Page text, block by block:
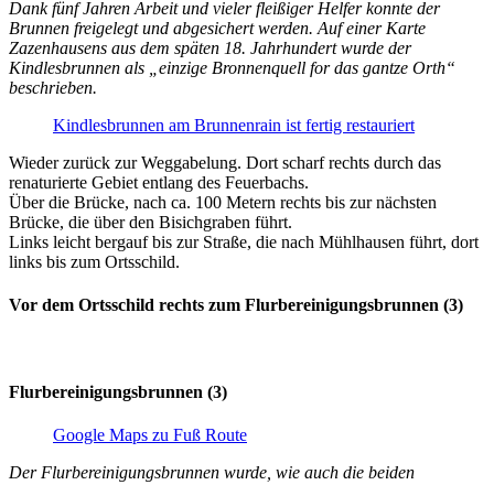
Dank fünf Jahren Arbeit und vieler fleißiger Helfer konnte der
Brunnen freigelegt und abgesichert werden. Auf einer Karte
Zazenhausens aus dem späten 18. Jahrhundert wurde der
Kindlesbrunnen als „einzige Bronnenquell for das gantze Orth“
beschrieben.
Kindlesbrunnen am Brunnenrain ist fertig restauriert
Wieder zurück zur Weggabelung. Dort scharf rechts durch das
renaturierte Gebiet entlang des Feuerbachs.
Über die Brücke, nach ca. 100 Metern rechts bis zur nächsten
Brücke, die über den Bisichgraben führt.
Links leicht bergauf bis zur Straße, die nach Mühlhausen führt, dort
links bis zum Ortsschild.
Vor dem Ortsschild rechts zum Flurbereinigungsbrunnen (3)
Flurbereinigungsbrunnen (3)
Google Maps zu Fuß Route
Der Flurbereinigungsbrunnen wurde, wie auch die beiden